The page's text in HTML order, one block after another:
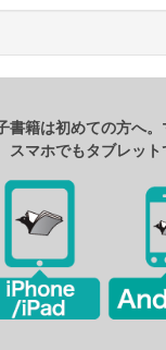
書籍は初めての方へ
スマホでもタブレット